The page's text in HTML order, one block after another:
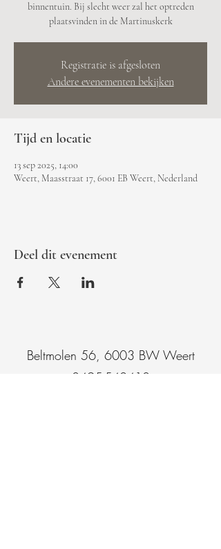
binnentuin. Bij slecht weer zal het optreden
plaatsvinden in de Martinuskerk
Registratie is afgesloten
Andere evenementen bekijken
Tijd en locatie
13 sep 2025, 14:00
Weert, Maasstraat 17, 6001 EB Weert, Nederland
Deel dit evenement
Beltmolen 56, 6003 BW Weert
0495-542410